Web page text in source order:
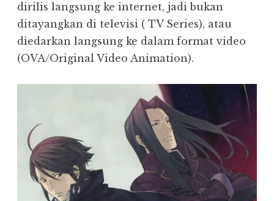
dirilis langsung ke internet, jadi bukan
ditayangkan di televisi ( TV Series), atau
diedarkan langsung ke dalam format video
(OVA/Original Video Animation).